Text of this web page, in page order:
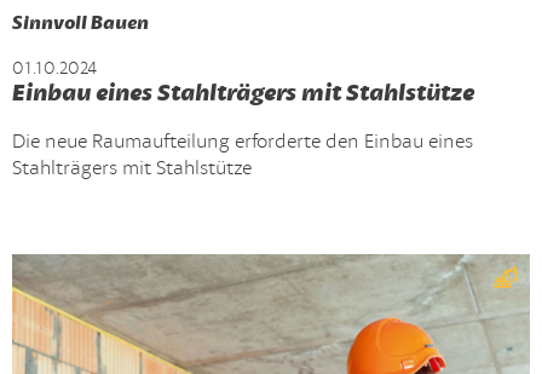
Sinnvoll Bauen
01.10.2024
Einbau eines Stahlträgers mit Stahlstütze
Die neue Raumaufteilung erforderte den Einbau eines
Stahlträgers mit Stahlstütze